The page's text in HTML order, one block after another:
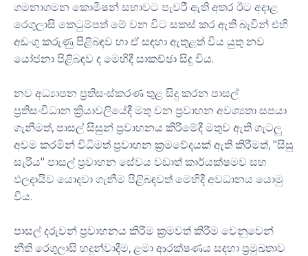
ගමනාගමන කොමිෂන් සභාවට පැවරී ඇති අතර ඊට අදාළ
රෙගුලාසි කෙටුම්පත් මේ වන විට සකස් කර ඇති බැවින් එහි
අඩංගු කරුණු පිළිබඳව හා ඒ සඳහා ඇතුළත් විය යුතු නව
යෝජනා පිළිබඳව ද මෙහිදී සාකච්ඡා සිදු විය.
නව අධ්‍යාපන ප්‍රතිසංස්කරණ තුළ සිදු කරන පාසල්
ප්‍රතිසංවිධාන‍ ක්‍රියාවලියේදී මතු වන ප්‍රවාහන අවශ්‍යතා සපයා
ගැනීමත්, පාසල් සිසුන් ප්‍රවාහනය කිරීමේදී මතුව ඇති ගැටලු
අවම කරමින් විධිමත් ප්‍රවාහන ක්‍රමවේදයක් ඇති කිරීමත්, "සිසු
සැරිය" පාසල් ප්‍රවාහන සේවය වඩාත් කාර්යක්ෂමව සහ
ඵලදායිව යොදවා ගැනීම පිළිබඳවත් මෙහිදී අවධානය යොමු
විය.
පාසල් දරුවන් ප්‍රවාහනය කිරීම ක්‍රමවත් කිරීම වෙනුවෙන්
නීති රෙගුලාසි හදුන්වාදීම, ළමා ආරක්ෂණය සඳහා ප්‍රමුඛතාව